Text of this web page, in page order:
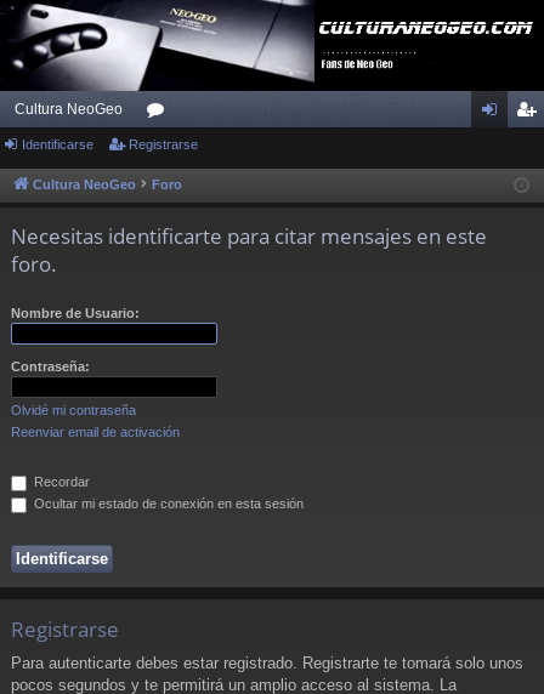
Cultura NeoGeo
or
os ist
Identificarse Registrarse
Cultura NeoGeo Foro
Necesitas identificarte para citar mensajes en este
foro.
Nombre de Usuario:
Contraseña:
Olvidé mi contraseña
Reenviar email de activación
Recordar
Ocultar mi estado de conexión en esta sesión
Registrarse
Para autenticarte debes estar registrado. Registrarte te tomará solo unos
pocos segundos y te permitirá un amplio acceso al sistema. La